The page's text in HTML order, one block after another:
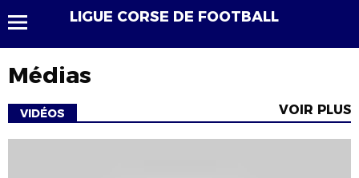
LIGUE CORSE DE FOOTBALL
Médias
VIDÉOS VOIR PLUS